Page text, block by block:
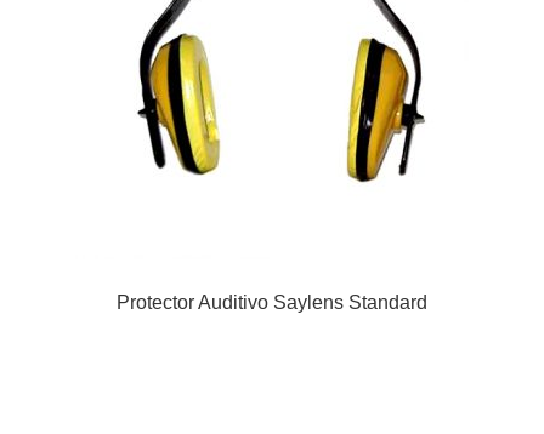
Protector Auditivo Saylens Standard